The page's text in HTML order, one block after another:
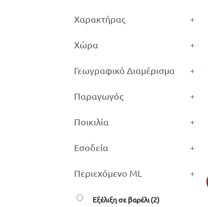
Χαρακτήρας +
Χώρα +
Γεωγραφικό Διαμέρισμα +
Παραγωγός +
Ποικιλία +
Εσοδεία +
Περιεχόμενο ML +
Εξέλιξη σε βαρέλι(2)